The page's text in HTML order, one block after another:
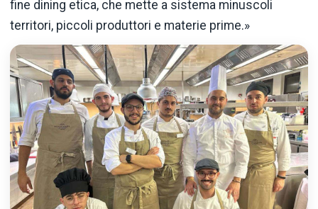
fine dining etica, che mette a sistema minuscoli
territori, piccoli produttori e materie prime.»